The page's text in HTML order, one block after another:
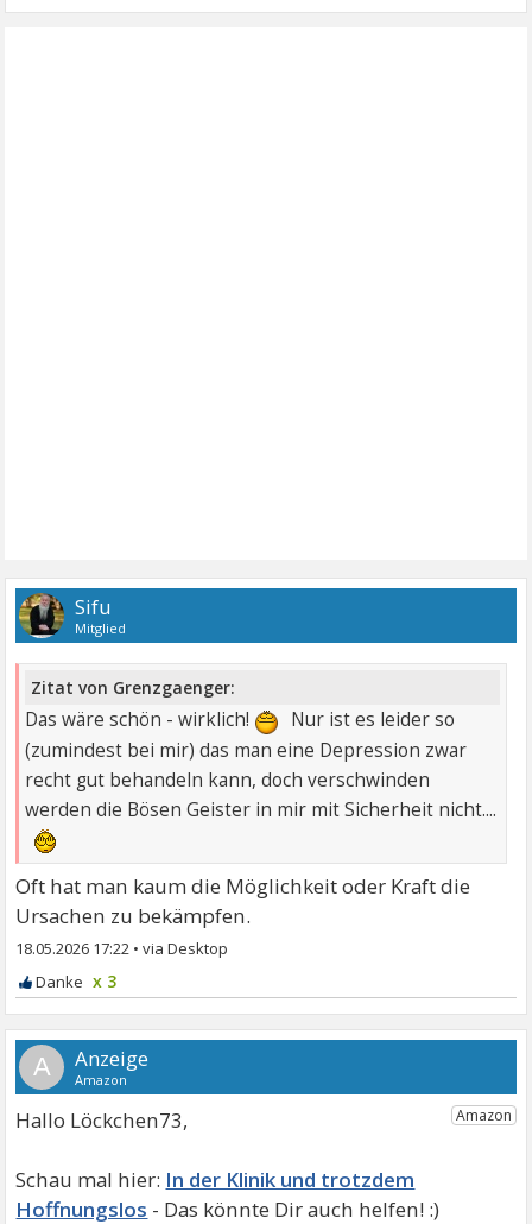
Sifu
Mitglied
Zitat von Grenzgaenger:
Das wäre schön - wirklich!
Nur ist es leider so
(zumindest bei mir) das man eine Depression zwar
recht gut behandeln kann, doch verschwinden
werden die Bösen Geister in mir mit Sicherheit nicht....
Oft hat man kaum die Möglichkeit oder Kraft die
Ursachen zu bekämpfen.
18.05.2026 17:22 •
x 3
A
Hallo Löckchen73,
In der Klinik und trotzdem
Hoffnungslos